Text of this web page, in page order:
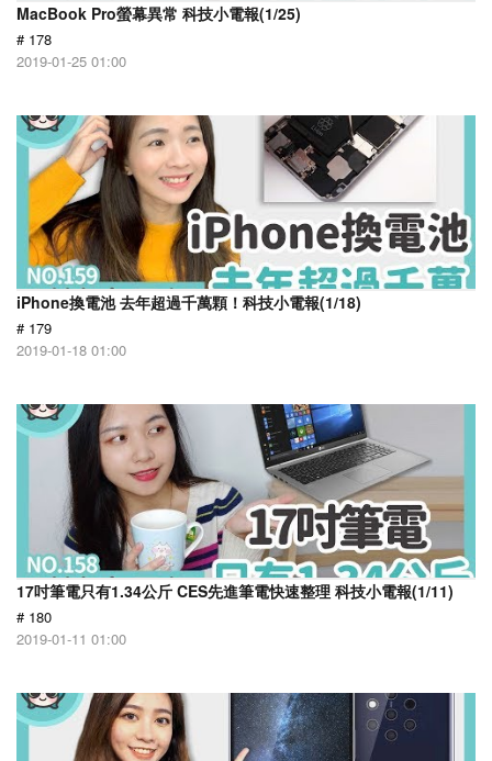
MacBook Pro螢幕異常 科技小電報(1/25)
# 178
2019-01-25 01:00
iPhone換電池 去年超過千萬顆！科技小電報(1/18)
# 179
2019-01-18 01:00
17吋筆電只有1.34公斤 CES先進筆電快速整理 科技小電報(1/11)
# 180
2019-01-11 01:00